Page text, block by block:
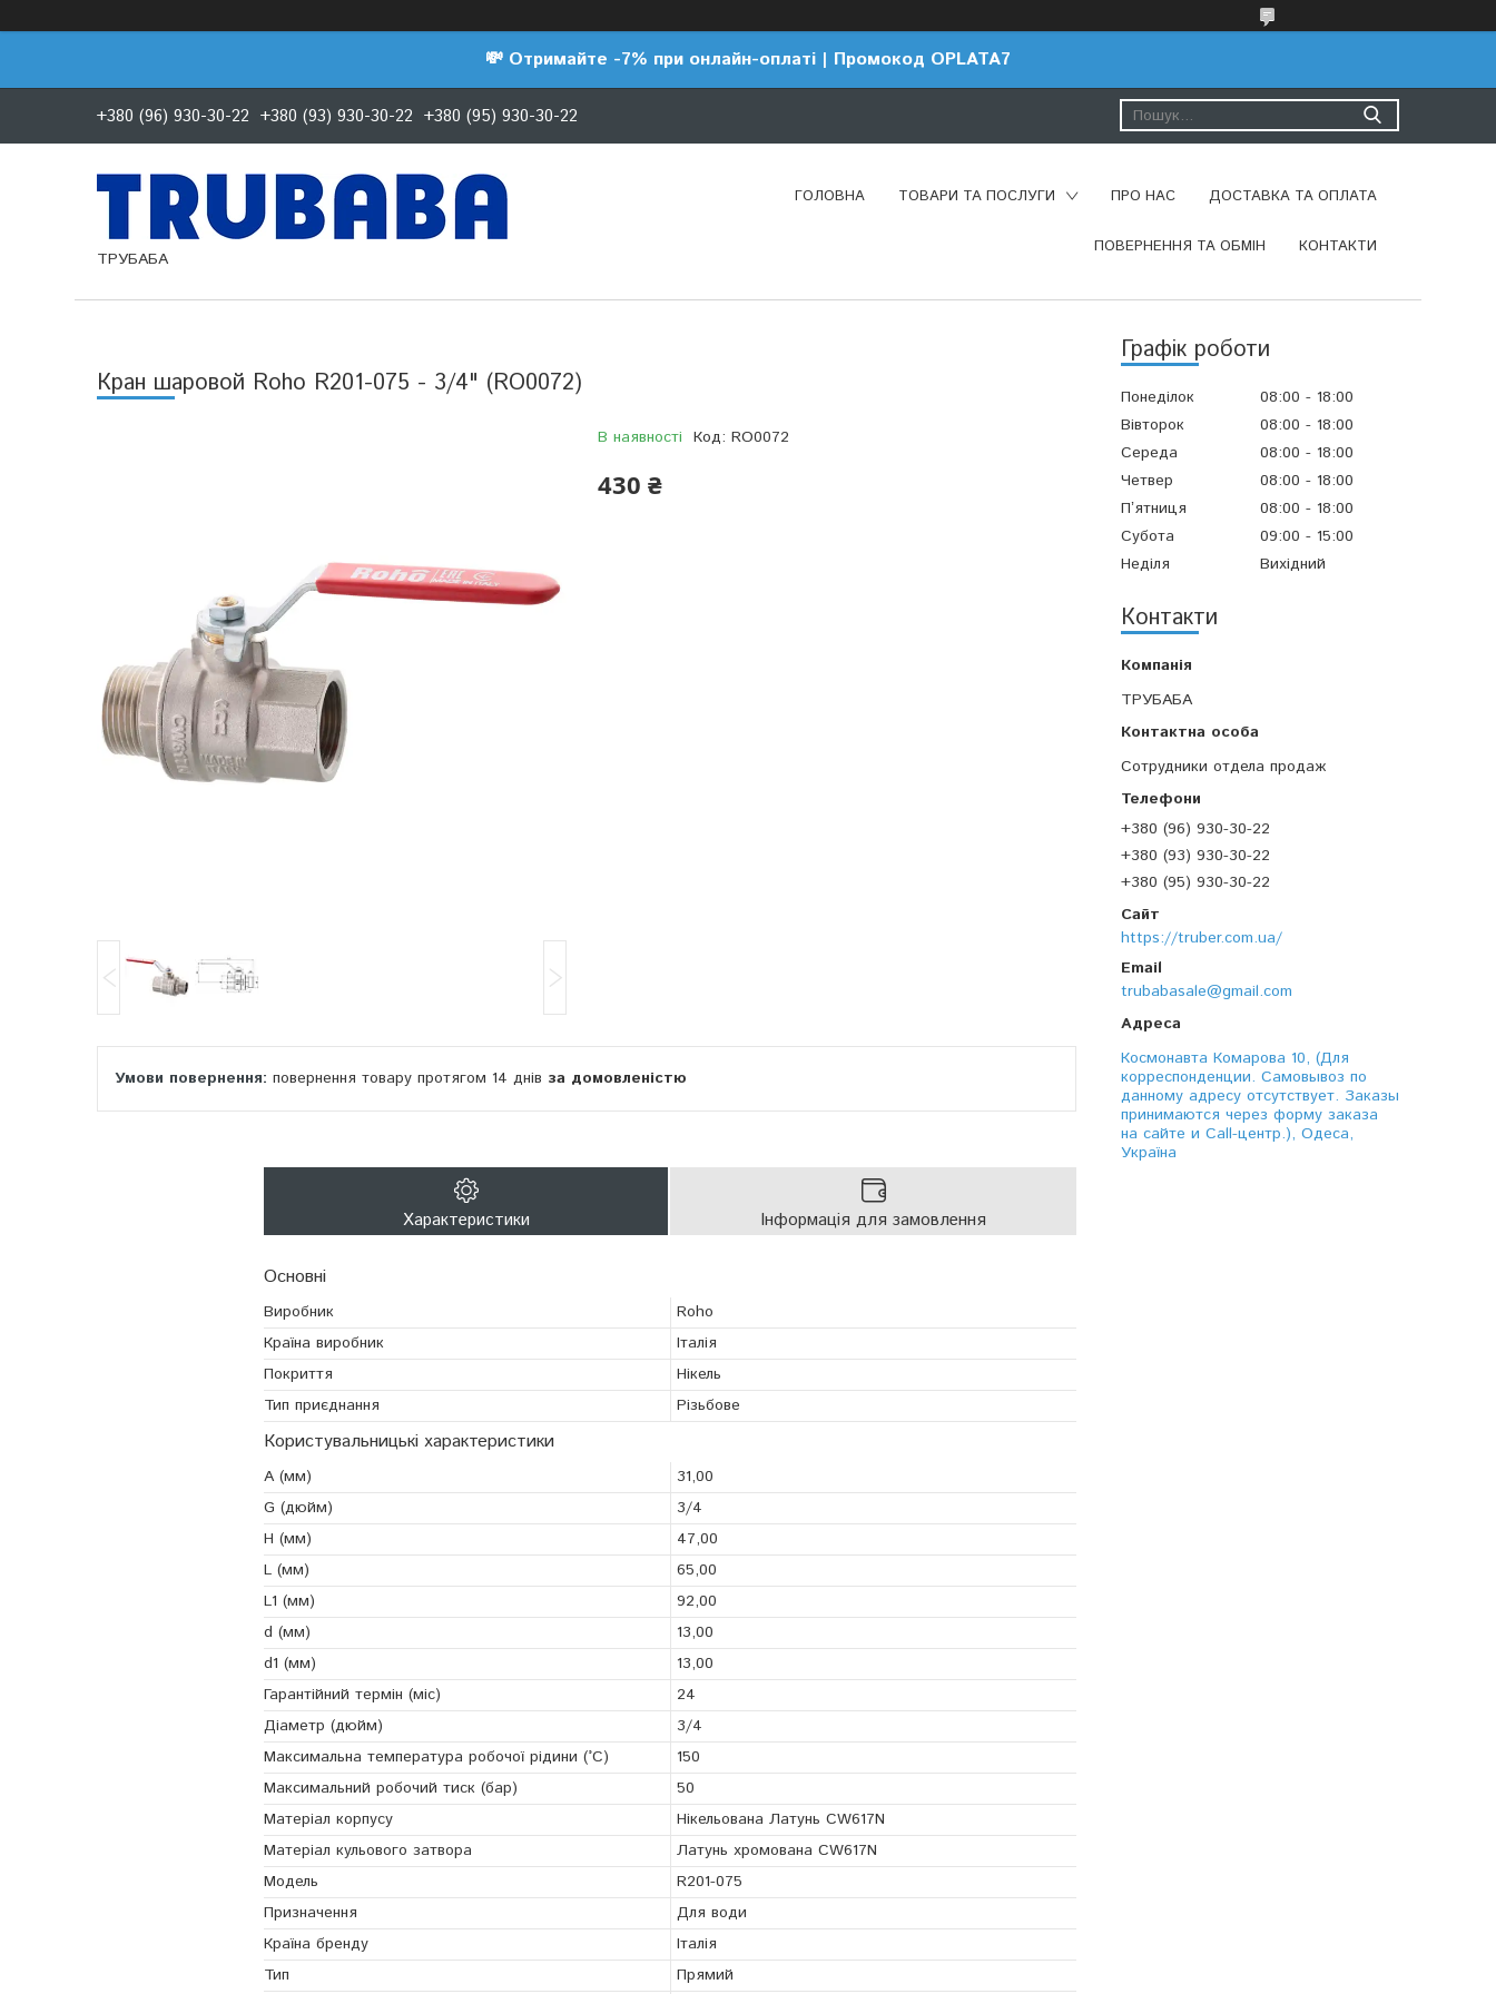
💸 Отримайте -7% при онлайн-оплаті | Промокод OPLATA7
+380 (96) 930-30-22 +380 (93) 930-30-22 +380 (95) 930-30-22
ТРУБАБА
ГОЛОВНА ТОВАРИ ТА ПОСЛУГИ ПРО НАС ДОСТАВКА ТА ОПЛАТА
ПОВЕРНЕННЯ ТА ОБМІН КОНТАКТИ
Графік роботи
Понеділок 08:00
18:00
Вівторок
08:00
18:00
Середа
08:00
18:00
Четвер
08:00
18:00
Пʼятниця
08:00
18:00
Субота
09:00
15:00
Неділя
Вихідний
Контакти
ТРУБАБА
Сотрудники отдела продаж
+380 (96) 930-30-22
+380 (93) 930-30-22
+380 (95) 930-30-22
https://truber.com.ua/
trubabasale@gmail.com
Космонавта Комарова 10, (Для
корреспонденции. Самовывоз по
данному адресу отсутствует. Заказы
принимаются через форму заказа
на сайте и Call-центр.), Одеса,
Україна
Кран шаровой Roho R201-075 - 3/4" (RO0072)
В наявності Код: RO0072
430 ₴
повернення товару протягом 14 днів за домовленістю
Характеристики Інформація для замовлення
Основні
Виробник
Roho
Країна виробник
Італія
Покриття
Нікель
Тип приєднання
Різьбове
Користувальницькі характеристики
A (мм)
31,00
G (дюйм)
3/4
H (мм)
47,00
L (мм)
65,00
L1 (мм)
92,00
d (мм)
13,00
d1 (мм)
13,00
Гарантійний термін (міс)
24
Діаметр (дюйм)
3/4
Максимальна температура робочої рідини (°С)
150
Максимальний робочий тиск (бар)
50
Матеріал корпусу
Нікельована Латунь CW617N
Матеріал кульового затвора
Латунь хромована CW617N
Модель
R201-075
Призначення
Для води
Країна бренду
Італія
Тип
Прямий